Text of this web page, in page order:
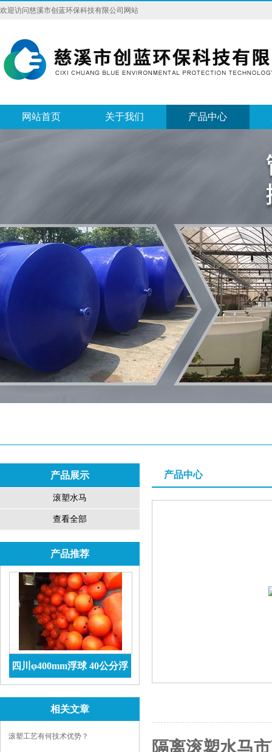
欢迎访问慈溪市创蓝环保科技有限公司网站
网站首页 关于我们 产品中心
产品展示
滚塑水马
查看全部
产品推荐
四川φ400mm浮球 40公分浮
相关文章
滚塑工艺有何技术优势？
产品中心
隔离滚塑水马